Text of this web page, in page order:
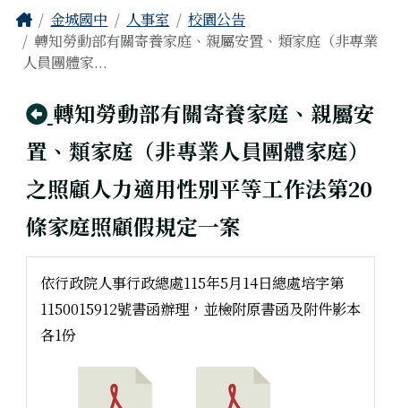
主內容區域
Home
金城國中 人事室
校園公告
轉知勞動部有關寄養家庭、親屬安置、類家庭（非專業
人員團體家...
回上頁
轉知勞動部有關寄養家庭、親屬安
置、類家庭（非專業人員團體家庭）
之照顧人力適用性別平等工作法第20
條家庭照顧假規定一案
依行政院人事行政總處115年5月14日總處培字第
1150015912號書函辦理，並檢附原書函及附件影本
各1份
頁尾區域